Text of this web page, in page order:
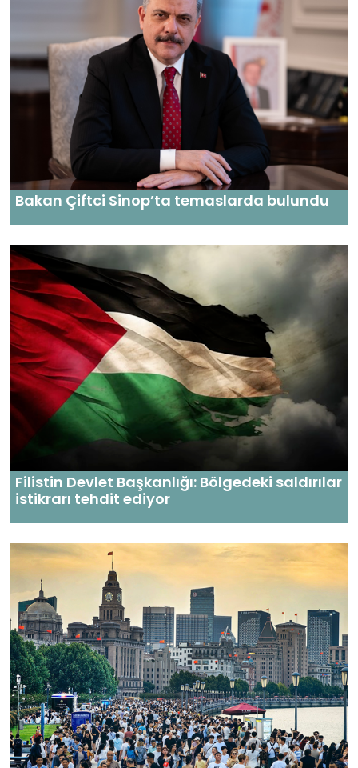
Bakan Çiftci Sinop’ta temaslarda bulundu
Filistin Devlet Başkanlığı: Bölgedeki saldırılar
istikrarı tehdit ediyor